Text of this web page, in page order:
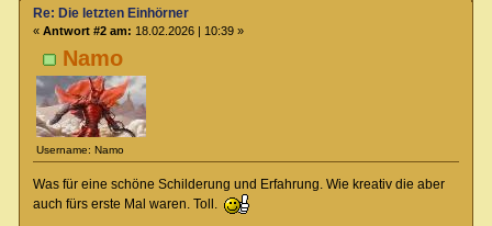
Namo
Username: Namo
Re: Die letzten Einhörner
« Antwort #2 am: 18.02.2026 | 10:39 »
Was für eine schöne Schilderung und Erfahrung. Wie kreativ die aber
auch fürs erste Mal waren. Toll.